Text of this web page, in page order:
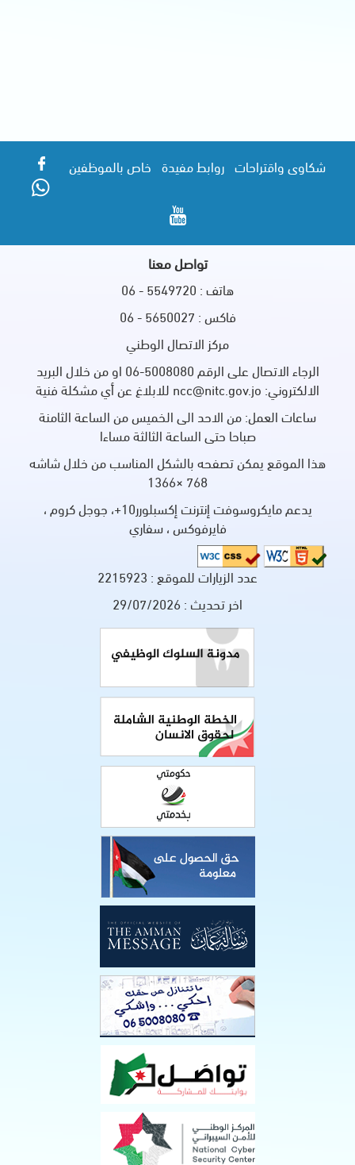
شكاوى واقتراحات روابط مفيدة خاص بالموظفين
تواصل معنا
هاتف : 5549720 - 06
فاكس : 5650027 - 06
مركز الاتصال الوطني
الرجاء الاتصال على الرقم 5008080-06 او من خلال البريد
الالكتروني: ncc@nitc.gov.jo للابلاغ عن أي مشكلة فنية
ساعات العمل: من الاحد الى الخميس من الساعة الثامنة
صباحا حتى الساعة الثالثة مساءا
هذا الموقع يمكن تصفحه بالشكل المناسب من خلال شاشه
768 ×1366
يدعم مايكروسوفت إنترنت إكسبلورر10+، جوجل كروم ،
فايرفوكس ، سفاري
عدد الزيارات للموقع : 2215923
اخر تحديث : 29/07/2026